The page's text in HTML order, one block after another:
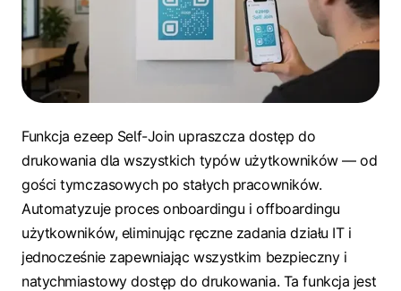
Funkcja ezeep Self-Join upraszcza dostęp do
drukowania dla wszystkich typów użytkowników — od
gości tymczasowych po stałych pracowników.
Automatyzuje proces onboardingu i offboardingu
użytkowników, eliminując ręczne zadania działu IT i
jednocześnie zapewniając wszystkim bezpieczny i
natychmiastowy dostęp do drukowania. Ta funkcja jest